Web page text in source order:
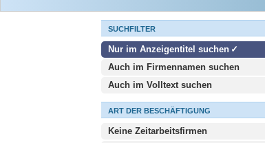
SUCHFILTER
Nur im Anzeigentitel suchen
Auch im Firmennamen suchen
Auch im Volltext suchen
ART DER BESCHÄFTIGUNG
Keine Zeitarbeitsfirmen